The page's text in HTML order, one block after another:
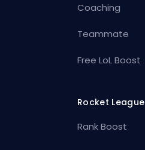
Coaching
Teammate
Free LoL Boost
Rocket League
Rank Boost